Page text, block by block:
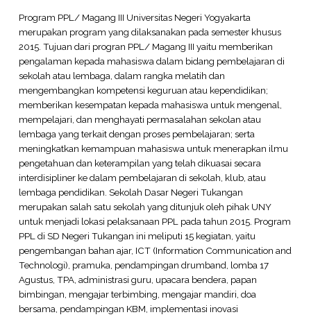
Program PPL/ Magang III Universitas Negeri Yogyakarta
merupakan program yang dilaksanakan pada semester khusus
2015. Tujuan dari progran PPL/ Magang III yaitu memberikan
pengalaman kepada mahasiswa dalam bidang pembelajaran di
sekolah atau lembaga, dalam rangka melatih dan
mengembangkan kompetensi keguruan atau kependidikan;
memberikan kesempatan kepada mahasiswa untuk mengenal,
mempelajari, dan menghayati permasalahan sekolan atau
lembaga yang terkait dengan proses pembelajaran; serta
meningkatkan kemampuan mahasiswa untuk menerapkan ilmu
pengetahuan dan keterampilan yang telah dikuasai secara
interdisipliner ke dalam pembelajaran di sekolah, klub, atau
lembaga pendidikan. Sekolah Dasar Negeri Tukangan
merupakan salah satu sekolah yang ditunjuk oleh pihak UNY
untuk menjadi lokasi pelaksanaan PPL pada tahun 2015. Program
PPL di SD Negeri Tukangan ini meliputi 15 kegiatan, yaitu
pengembangan bahan ajar, ICT (Information Communication and
Technologi), pramuka, pendampingan drumband, lomba 17
Agustus, TPA, administrasi guru, upacara bendera, papan
bimbingan, mengajar terbimbing, mengajar mandiri, doa
bersama, pendampingan KBM, implementasi inovasi